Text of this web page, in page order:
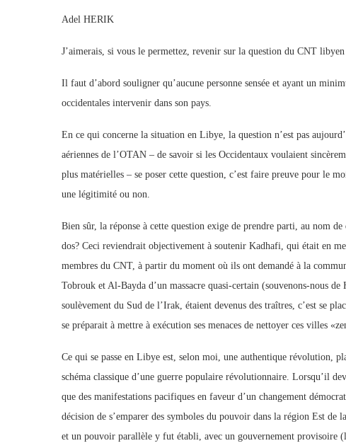
Adel HERIK
J’aimerais, si vous le permettez, revenir sur la question du CNT
Il faut d’abord souligner qu’aucune personne sensée et ayant un
occidentales intervenir dans son pays.
En ce qui concerne la situation en Libye, la question n’est pas
aériennes de l’OTAN – de savoir si les Occidentaux voulaient
plus matérielles – se poser cette question, c’est faire preuve pour le
une légitimité ou non.
Bien sûr, la réponse à cette question exige de prendre parti, au nom
dos? Ceci reviendrait objectivement à soutenir Kadhafi, qui était en
membres du CNT, à partir du moment où ils ont demandé à la
Tobrouk et Al-Bayda d’un massacre quasi-certain (souvenons-nous
soulèvement du Sud de l’Irak, étaient devenus des traîtres, c’est se
se préparait à mettre à exécution ses menaces de nettoyer ces villes
Ce qui se passe en Libye est, selon moi, une authentique révolution,
schéma classique d’une guerre populaire révolutionnaire. Lorsqu’il
que des manifestations pacifiques en faveur d’un changement
décision de s’emparer des symboles du pouvoir dans la région Est
et un pouvoir parallèle y fut établi, avec un gouvernement provisoire